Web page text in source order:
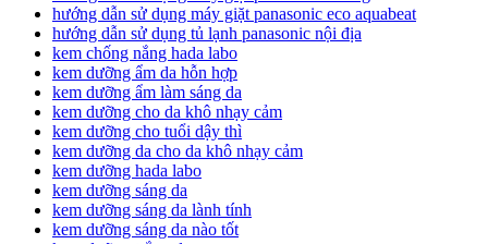
hướng dẫn sử dụng máy giặt panasonic eco aquabeat
hướng dẫn sử dụng tủ lạnh panasonic nội địa
kem chống nắng hada labo
kem dưỡng ẩm da hỗn hợp
kem dưỡng ẩm làm sáng da
kem dưỡng cho da khô nhạy cảm
kem dưỡng cho tuổi dậy thì
kem dưỡng da cho da khô nhạy cảm
kem dưỡng hada labo
kem dưỡng sáng da
kem dưỡng sáng da lành tính
kem dưỡng sáng da nào tốt